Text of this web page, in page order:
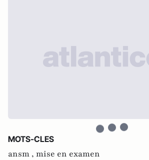
MOTS-CLES
ansm , mise en examen